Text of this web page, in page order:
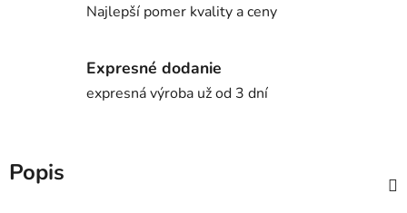
Najlepší pomer kvality a ceny
Expresné dodanie
expresná výroba už od 3 dní
Popis